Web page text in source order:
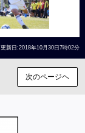
更新日:2018年10月30日7時02分
次のページヘ